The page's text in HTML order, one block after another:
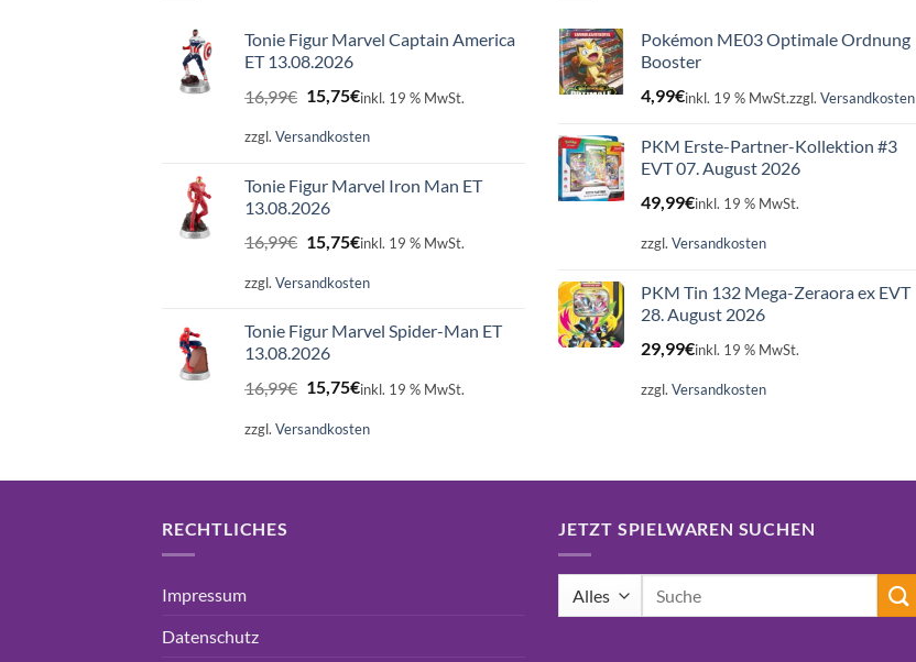
Tonie Figur Marvel Captain America
ET 13.08.2026
16,99€ Ursprünglicher
war:
15,75€Aktueller
ist:
inkl. 19 % MwSt.
zzgl. Versandkosten
Tonie Figur Marvel Iron Man ET
13.08.2026
16,99€ Ursprünglicher
Preis
war:
15,75€Aktueller
ist:
inkl. 19 % MwSt.
zzgl. Versandkosten
Tonie Figur Marvel Spider-Man ET
13.08.2026
16,99€ Ursprünglicher
war:
15,75€Aktueller
ist:
inkl. 19 % MwSt.
zzgl. Versandkosten
Pokémon ME03 Optimale Ordnung
Booster
4,99€inkl. 19 % MwSt.zzgl. Versandkosten
PKM Erste-Partner-Kollektion #3
EVT 07. August 2026
49,99€inkl. 19 % MwSt.
zzgl. Versandkosten
PKM Tin 132 Mega-Zeraora ex EVT
28. August 2026
29,99€inkl. 19 % MwSt.
zzgl. Versandkosten
RECHTLICHES
Impressum
Datenschutz
JETZT SPIELWAREN SUCHEN
Suchen
nach: